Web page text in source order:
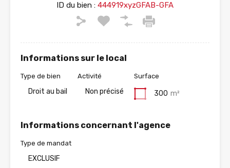
ID du bien : 444919xyzGFAB-GFA
Informations sur le local
Type de bien
Droit au bail
Activité
Non précisé
Surface
300 m²
Informations concernant l'agence
Type de mandat
EXCLUSIF